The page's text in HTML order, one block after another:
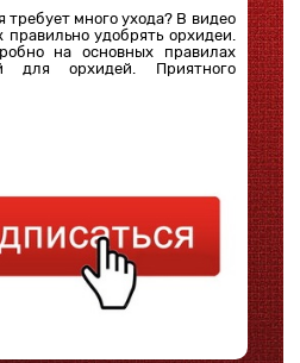
требует много ухода? В видео
правильно удобрять орхидеи.
на основных правилах
для орхидей. Приятного